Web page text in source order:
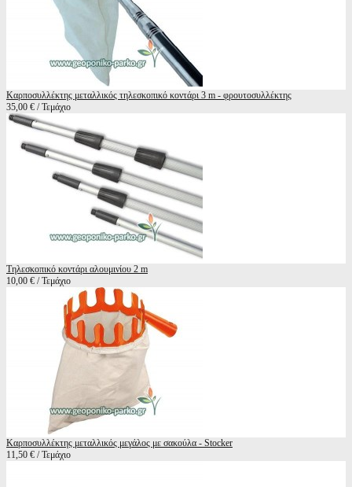
Καρποσυλλέκτης μεταλλικός τηλεσκοπικό κοντάρι 3 m - φρουτοσυλλέκτης
35,00 € / Τεμάχιο
Τηλεσκοπικό κοντάρι αλουμινίου 2 m
10,00 € / Τεμάχιο
Καρποσυλλέκτης μεταλλικός μεγάλος με σακούλα - Stocker
11,50 € / Τεμάχιο